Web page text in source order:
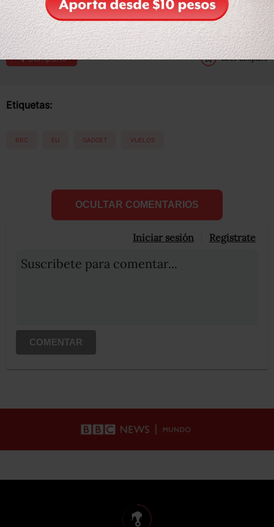
Compartir Leer después
Etiquetas:
BBC EU GADGET VUELOS
OCULTAR COMENTARIOS
Iniciar sesión Registrate
Suscribete para comentar...
COMENTAR